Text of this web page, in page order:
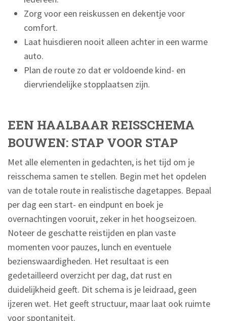
Zorg voor een reiskussen en dekentje voor
comfort.
Laat huisdieren nooit alleen achter in een warme
auto.
Plan de route zo dat er voldoende kind- en
diervriendelijke stopplaatsen zijn.
EEN HAALBAAR REISSCHEMA
BOUWEN: STAP VOOR STAP
Met alle elementen in gedachten, is het tijd om je
reisschema samen te stellen. Begin met het opdelen
van de totale route in realistische dagetappes. Bepaal
per dag een start- en eindpunt en boek je
overnachtingen vooruit, zeker in het hoogseizoen.
Noteer de geschatte reistijden en plan vaste
momenten voor pauzes, lunch en eventuele
bezienswaardigheden. Het resultaat is een
gedetailleerd overzicht per dag, dat rust en
duidelijkheid geeft. Dit schema is je leidraad, geen
ijzeren wet. Het geeft structuur, maar laat ook ruimte
voor spontaniteit.